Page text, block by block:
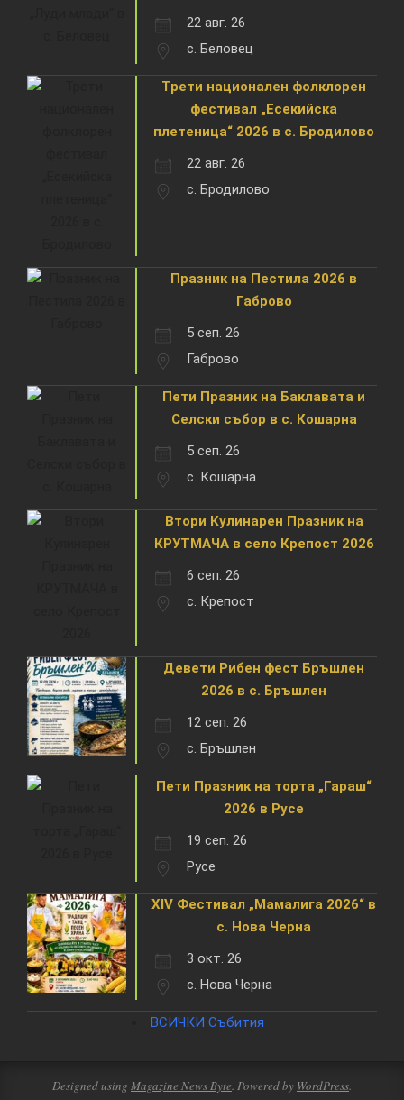
22 авг. 26
с. Беловец
Трети национален фолклорен
фестивал „Есекийска
плетеница“ 2026 в с. Бродилово
22 авг. 26
с. Бродилово
Празник на Пестила 2026 в
Габрово
5 сеп. 26
Габрово
Пети Празник на Баклавата и
Селски събор в с. Кошарна
5 сеп. 26
с. Кошарна
Втори Кулинарен Празник на
КРУТМАЧА в село Крепост 2026
6 сеп. 26
с. Крепост
Девети Рибен фест Бръшлен
2026 в с. Бръшлен
12 сеп. 26
с. Бръшлен
Пети Празник на торта „Гараш“
2026 в Русе
19 сеп. 26
Русе
XIV Фестивал „Мамалига 2026“ в
с. Нова Черна
3 окт. 26
с. Нова Черна
ВСИЧКИ Събития
Designed using Magazine News Byte. Powered by WordPress.